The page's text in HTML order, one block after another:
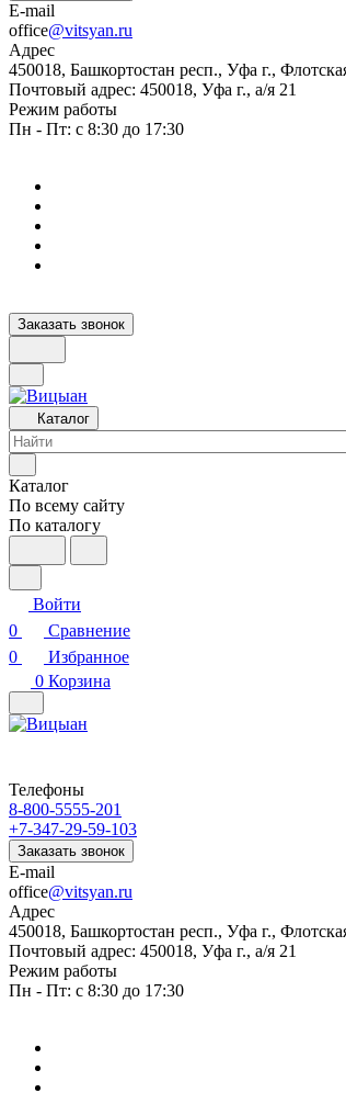
E-mail
office@vitsyan.ru
Адрес
450018, Башкортостан респ., Уфа г.,
Почтовый адрес: 450018, Уфа г., а/я 21
Режим работы
Пн - Пт: с 8:30 до 17:30
Заказать звонок
Каталог
Каталог
По всему сайту
По каталогу
Войти
0
Сравнение
0
Избранное
0 Корзина
Телефоны
8-800-5555-201
+7-347-29-59-103
Заказать звонок
E-mail
office@vitsyan.ru
Адрес
450018, Башкортостан респ., Уфа г.,
Почтовый адрес: 450018, Уфа г., а/я 21
Режим работы
Пн - Пт: с 8:30 до 17:30